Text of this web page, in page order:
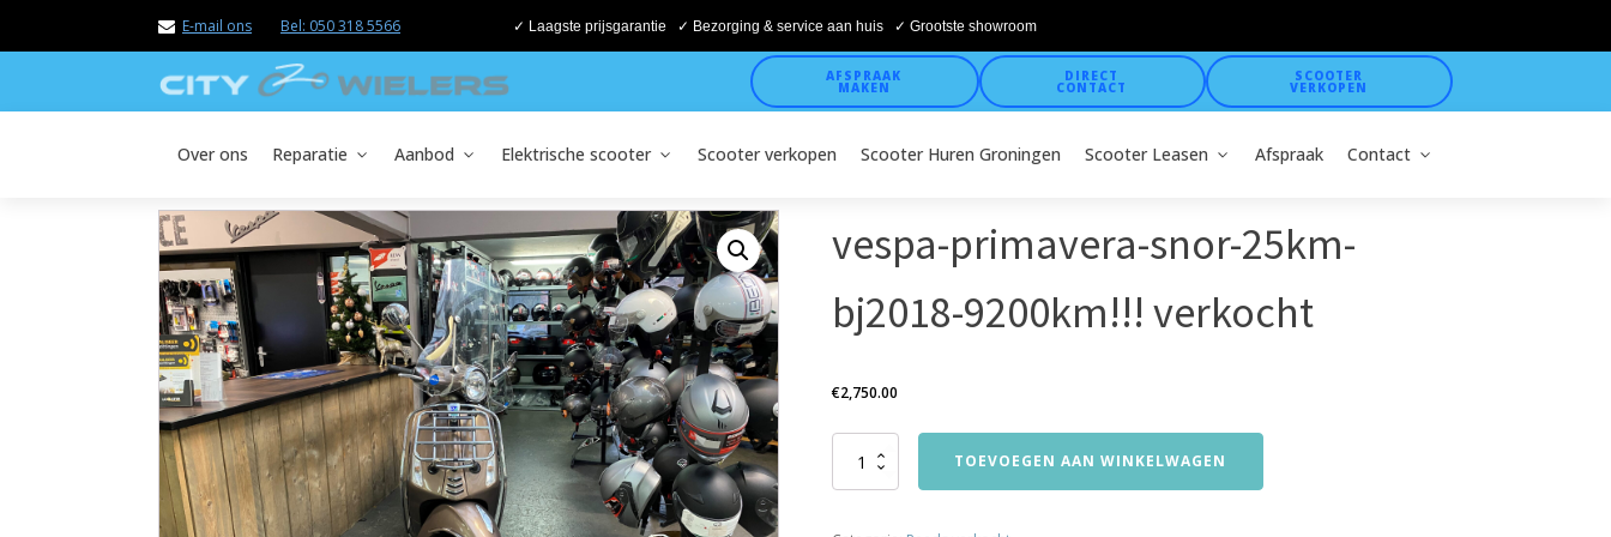
E-mail ons Bel: 050 318 5566 ✓ Laagste prijsgarantie ✓ Bezorging & service aan huis ✓ Grootste showroom
AFSPRAAK
MAKEN
DIRECT
CONTACT
SCOOTER
VERKOPEN
Over ons Reparatie Aanbod Elektrische scooter Scooter verkopen Scooter Huren Groningen Scooter Leasen Afspraak Contact
vespa-primavera-snor-25km-
bj2018-9200km!!! verkocht
€2,750.00
vespa-
primavera-
TOEVOEGEN AAN WINKELWAGEN